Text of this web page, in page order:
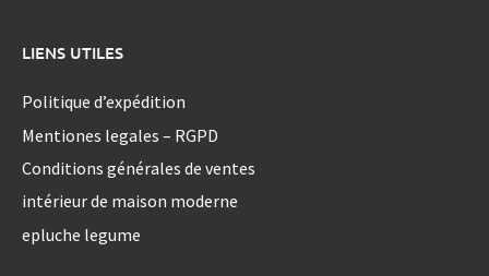
LIENS UTILES
Politique d’expédition
Mentiones legales – RGPD
Conditions générales de ventes
intérieur de maison moderne
epluche legume